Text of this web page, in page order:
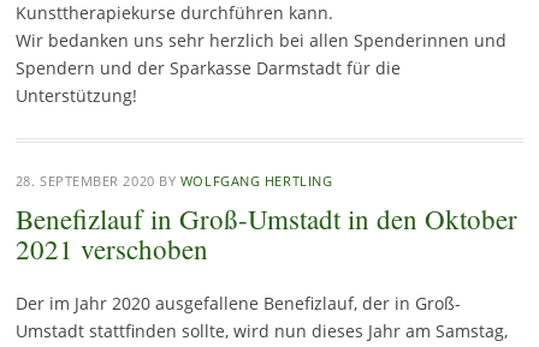
Kunsttherapiekurse durchführen kann.
Wir bedanken uns sehr herzlich bei allen Spenderinnen und
Spendern und der Sparkasse Darmstadt für die
Unterstützung!
28. SEPTEMBER 2020 BY WOLFGANG HERTLING
Benefizlauf in Groß-Umstadt in den Oktober
2021 verschoben
Der im Jahr 2020 ausgefallene Benefizlauf, der in Groß-
Umstadt stattfinden sollte, wird nun dieses Jahr am Samstag,